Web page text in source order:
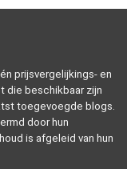
prijsvergelijkings- en
die beschikbaar zijn
toegevoegde blogs.
door hun
is afgeleid van hun